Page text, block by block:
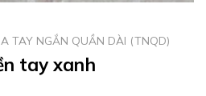
TAY NGẮN QUẦN DÀI (TNQD)
tay xanh